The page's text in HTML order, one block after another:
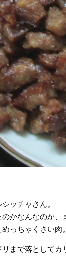
ッチャさん。
のかなんなのか
っちゃくさい肉。
リまで落として